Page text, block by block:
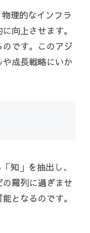
理的なインフラ
向上させます。
です。このアジ
成長戦略にいか
知」を抽出し、
羅列に過ぎませ
となるのです。